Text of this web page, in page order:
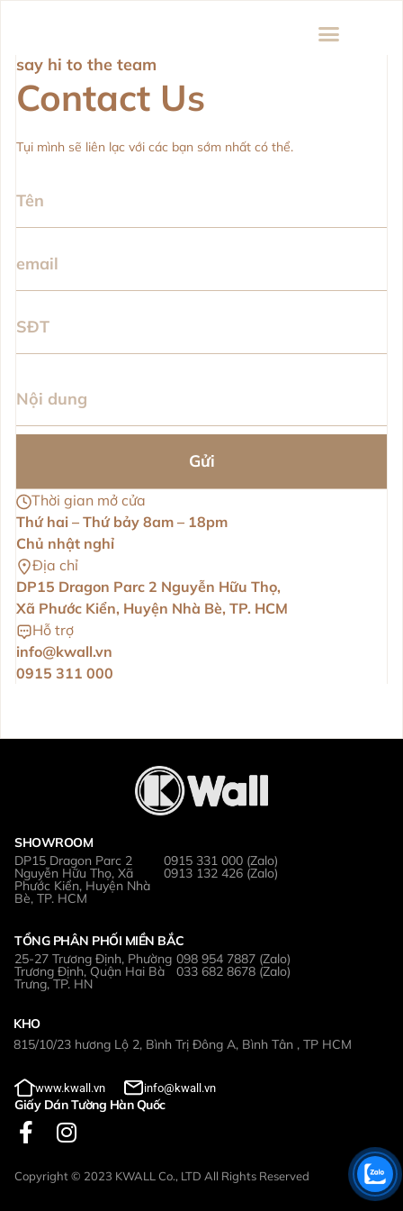
say hi to the team
Contact Us
Tụi mình sẽ liên lạc với các bạn sớm nhất có thể.
Gửi
Thời gian mở cửa
Thứ hai – Thứ bảy 8am – 18pm
Chủ nhật nghỉ
Địa chỉ
DP15 Dragon Parc 2 Nguyễn Hữu Thọ,
Xã Phước Kiển, Huyện Nhà Bè, TP. HCM
Hỗ trợ
info@kwall.vn
0915 311 000
SHOWROOM
DP15 Dragon Parc 2
Nguyễn Hữu Thọ, Xã
Phước Kiển, Huyện Nhà
Bè, TP. HCM
0915 331 000 (Zalo)
0913 132 426 (Zalo)
TỔNG PHÂN PHỐI MIỀN BẮC
25-27 Trương Định, Phường
Trương Định, Quận Hai Bà
Trưng, TP. HN
098 954 7887 (Zalo)
033 682 8678 (Zalo)
KHO
815/10/23 hương Lộ 2, Bình Trị Đông A, Bình Tân , TP HCM
www.kwall.vn info@kwall.vn
Giấy Dán Tường Hàn Quốc
Copyright © 2023 KWALL Co., LTD All Rights Reserved